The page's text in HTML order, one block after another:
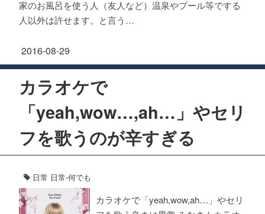
家のお風呂を使う人（友人など）温泉やプール等でする
人以外は許せます。と言う…
2016-08-29
カラオケで
「yeah,wow…,ah…」やセリ
フを歌うのが辛すぎる
日常 日常-何でも
カラオケで「yeah,wow,ah…」やセリ